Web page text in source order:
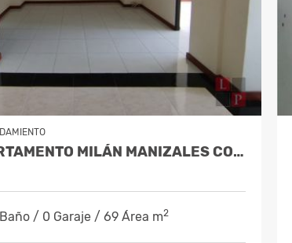
ALQUILER APARTAMENTO MILÁN MANIZALES COD 10232630
/ 0 Garaje / 69 Área m2